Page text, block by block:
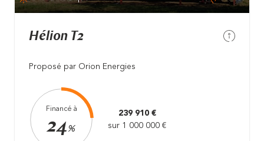
Hélion T2
Proposé par Orion Energies
Financé à
24%
239 910 €
sur 1 000 000 €